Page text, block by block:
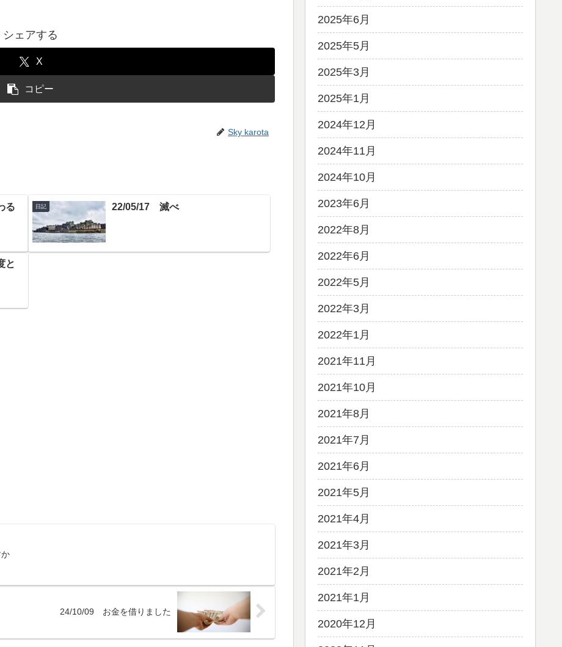
シェアする
X
コピー
Sky karota
る
日記 22/05/17 滅べ
と
24/10/09 お金を借りました
2025年6月
2025年5月
2025年3月
2025年1月
2024年12月
2024年11月
2024年10月
2023年6月
2022年8月
2022年6月
2022年5月
2022年3月
2022年1月
2021年11月
2021年10月
2021年8月
2021年7月
2021年6月
2021年5月
2021年4月
2021年3月
2021年2月
2021年1月
2020年12月